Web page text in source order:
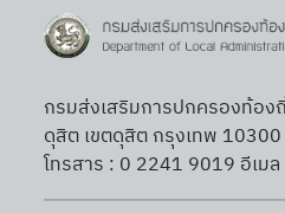
กรมส่งเสริมการปกครองท้อ
ดุสิต เขตดุสิต กรุงเทพ
โทรสาร : 0 2241 9019 อีเม